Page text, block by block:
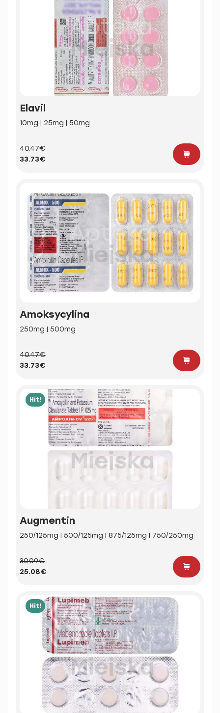
Elavil
10mg | 25mg | 50mg
40.47€
33.73€
Amoksycylina
250mg | 500mg
40.47€
33.73€
Hit!
Augmentin
250/125mg | 500/125mg | 875/125mg | 750/250mg
30.09€
25.08€
Hit!